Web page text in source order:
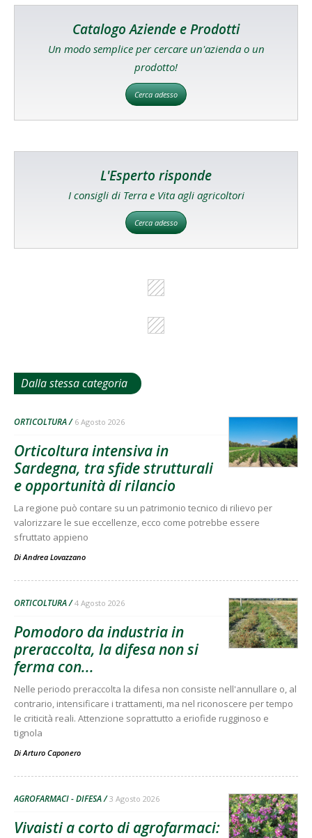
Catalogo Aziende e Prodotti
Un modo semplice per cercare un'azienda o un
prodotto!
Cerca adesso
L'Esperto risponde
I consigli di Terra e Vita agli agricoltori
Cerca adesso
Dalla stessa categoria
ORTICOLTURA 6 Agosto 2026
Orticoltura intensiva in
Sardegna, tra sfide strutturali
e opportunità di rilancio
La regione può contare su un patrimonio tecnico di rilievo per
valorizzare le sue eccellenze, ecco come potrebbe essere
sfruttato appieno
DiAndrea Lovazzano
ORTICOLTURA 4 Agosto 2026
Pomodoro da industria in
preraccolta, la difesa non si
ferma con...
Nelle periodo preraccolta la difesa non consiste nell'annullare o, al
contrario, intensificare i trattamenti, ma nel riconoscere per tempo
le criticità reali. Attenzione soprattutto a eriofide rugginoso e
tignola
DiArturo Caponero
AGROFARMACI - DIFESA 3 Agosto 2026
Vivaisti a corto di agrofarmaci: